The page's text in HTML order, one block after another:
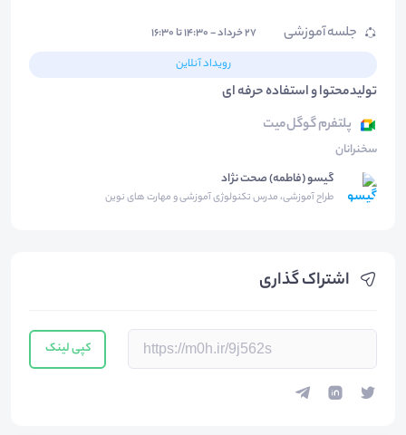
اشتراک گذاری
کپی لینک
جلسه آموزشی
۲۷ خرداد - ۱۴:۳۰ تا ۱۶:۳۰
رویداد آنلاین
تولیدمحتوا و استفاده حرفه ای
پلتفرم گوگل‌میت
سخنرانان
گیسو (فاطمه) صحت نژاد
طراح آموزشی، مدرس تکنولوژی آموزشی و مهارت های نوین